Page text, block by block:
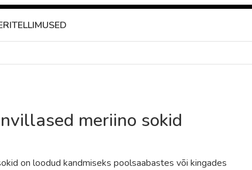
meriino sokid
on loodud kandmiseks poolsaabastes või kingades